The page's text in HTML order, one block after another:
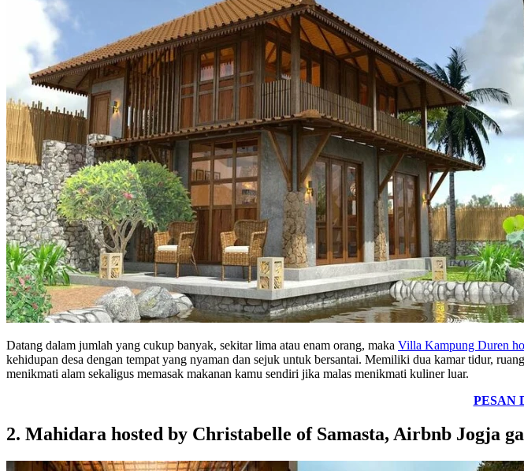
Datang dalam jumlah yang cukup banyak, sekitar lima atau enam orang, maka Villa Kampung Duren
kehidupan desa dengan tempat yang nyaman dan sejuk untuk bersantai. Memiliki dua kamar tidur,
menikmati alam sekaligus memasak makanan kamu sendiri jika malas menikmati kuliner luar.
PESAN
2. Mahidara hosted by Christabelle of Samasta, Airbnb Jogja